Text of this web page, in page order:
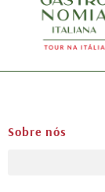
Sobre nós